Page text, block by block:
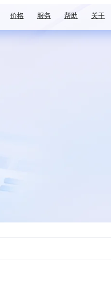
价格 服务 帮助 关于